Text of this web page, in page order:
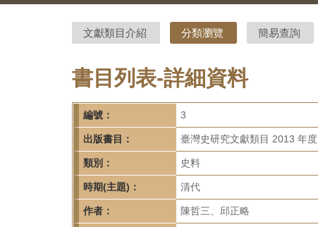
臺
灣
史
研
究
所-
首
頁
文獻類目介紹 分類瀏覽 簡易查詢
書目列表-詳細資料
編號： 3
出版書目： 臺灣史研究文獻類目 2013 年度
類別： 史料
時期(主題)： 清代
作者： 陳哲三、邱正略